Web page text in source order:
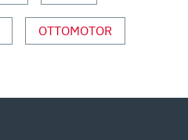
OTTOMOTOR